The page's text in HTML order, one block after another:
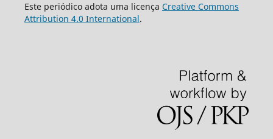
Este periódico adota uma licença Creative Commons
Attribution 4.0 International.